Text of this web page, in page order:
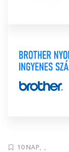
10 NAP, ,